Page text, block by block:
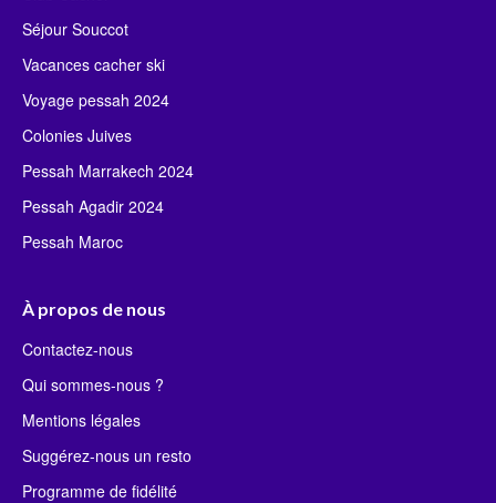
Séjour Souccot
Vacances cacher ski
Voyage pessah 2024
Colonies Juives
Pessah Marrakech 2024
Pessah Agadir 2024
Pessah Maroc
À propos de nous
Contactez-nous
Qui sommes-nous ?
Mentions légales
Suggérez-nous un resto
Programme de fidélité